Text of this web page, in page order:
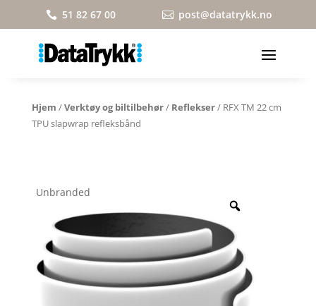
 51 82 67 00  post@datatrykk.no
Hjem /Verktøy og biltilbehør/ Reflekser/ RFX TM 22 cm
TPU slapwrap refleksbånd
Unbranded